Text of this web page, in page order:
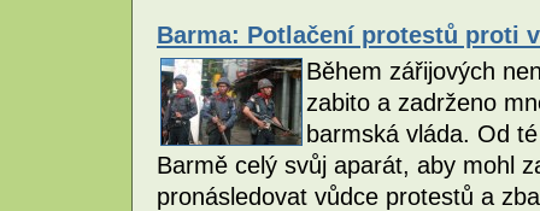
Barma: Potlačení protestů proti
Během zářijových
zabito a zadrženo
barmská vláda. Od
Barmě celý svůj aparát, aby mohl
pronásledovat vůdce protestů a